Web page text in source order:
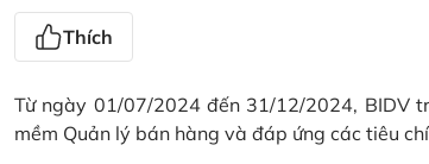
Thích
Từ ngày 01/07/2024 đến 31/12/2024, BIDV
mềm Quản lý bán hàng và đáp ứng các tiêu